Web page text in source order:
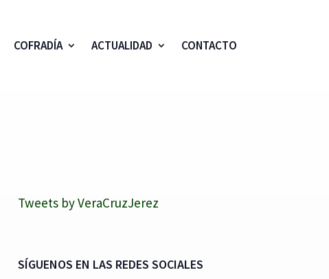
COFRADÍA ACTUALIDAD CONTACTO
Tweets by VeraCruzJerez
SÍGUENOS EN LAS REDES SOCIALES